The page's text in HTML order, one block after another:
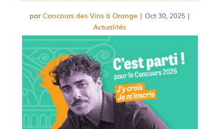
par Concours des Vins à Orange| Oct 30, 2025|
Actualités